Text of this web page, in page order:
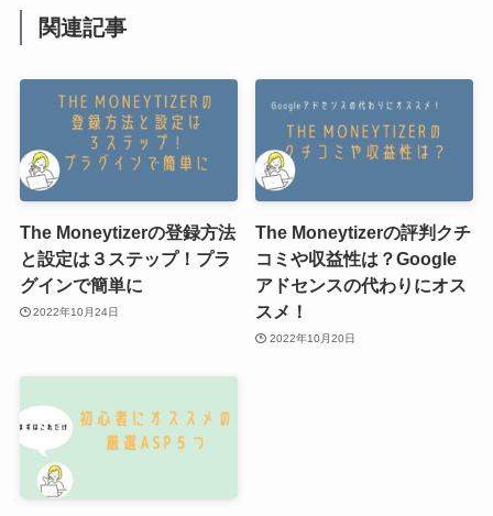
関連記事
The Moneytizerの登録方法
と設定は３ステップ！プラ
グインで簡単に
2022年10月24日
The Moneytizerの評判クチ
コミや収益性は？Google
アドセンスの代わりにオス
スメ！
2022年10月20日